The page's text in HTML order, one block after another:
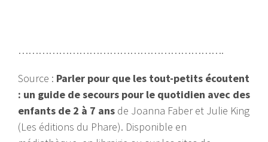
…………………………………………………….
Source : Parler pour que les tout-petits écoutent
: un guide de secours pour le quotidien avec des
enfants de 2 à 7 ans de Joanna Faber et Julie King
(Les éditions du Phare). Disponible en